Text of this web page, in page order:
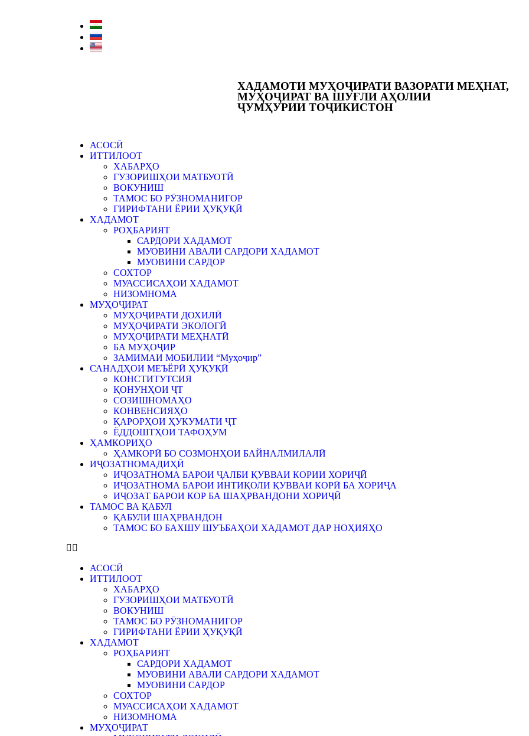
ХАДАМОТИ МУҲОҶИРАТИ ВАЗОРАТИ МЕҲНАТ,
МУҲОҶИРАТ ВА ШУҒЛИ АҲОЛИИ
ҶУМҲУРИИ ТОҶИКИСТОН
АСОСӢ
ИТТИЛООТ
ХАБАРҲО
ГУЗОРИШҲОИ МАТБУОТӢ
ВОКУНИШ
ТАМОС БО РӮЗНОМАНИГОР
ГИРИФТАНИ ЁРИИ ҲУҚУҚӢ
ХАДАМОТ
РОҲБАРИЯТ
САРДОРИ ХАДАМОТ
МУОВИНИ АВАЛИ САРДОРИ ХАДАМОТ
МУОВИНИ САРДОР
СОХТОР
МУАССИСАҲОИ ХАДАМОТ
НИЗОМНОМА
МУҲОҶИРАТ
МУҲОҶИРАТИ ДОХИЛӢ
МУҲОҶИРАТИ ЭКОЛОГӢ
МУҲОҶИРАТИ МЕҲНАТӢ
БА МУҲОҶИР
ЗАМИМАИ МОБИЛИИ “Муҳоҷир”
САНАДҲОИ МЕЪЁРӢ ҲУҚУҚӢ
КОНСТИТУТСИЯ
ҚОНУНҲОИ ҶТ
СОЗИШНОМАҲО
КОНВЕНСИЯҲО
ҚАРОРҲОИ ҲУКУМАТИ ҶТ
ЁДДОШТҲОИ ТАФОҲУМ
ҲАМКОРИҲО
ҲАМКОРӢ БО СОЗМОНҲОИ БАЙНАЛМИЛАЛӢ
ИҶОЗАТНОМАДИҲӢ
ИҶОЗАТНОМА БАРОИ ҶАЛБИ ҚУВВАИ КОРИИ ХОРИҶӢ
ИҶОЗАТНОМА БАРОИ ИНТИҚОЛИ ҚУВВАИ КОРӢ БА ХОРИҶА
ИҶОЗАТ БАРОИ КОР БА ШАҲРВАНДОНИ ХОРИҶӢ
ТАМОС ВА ҚАБУЛ
ҚАБУЛИ ШАҲРВАНДОН
ТАМОС БО БАХШУ ШУЪБАҲОИ ХАДАМОТ ДАР НОҲИЯҲО
АСОСӢ
ИТТИЛООТ
ХАБАРҲО
ГУЗОРИШҲОИ МАТБУОТӢ
ВОКУНИШ
ТАМОС БО РӮЗНОМАНИГОР
ГИРИФТАНИ ЁРИИ ҲУҚУҚӢ
ХАДАМОТ
РОҲБАРИЯТ
САРДОРИ ХАДАМОТ
МУОВИНИ АВАЛИ САРДОРИ ХАДАМОТ
МУОВИНИ САРДОР
СОХТОР
МУАССИСАҲОИ ХАДАМОТ
НИЗОМНОМА
МУҲОҶИРАТ